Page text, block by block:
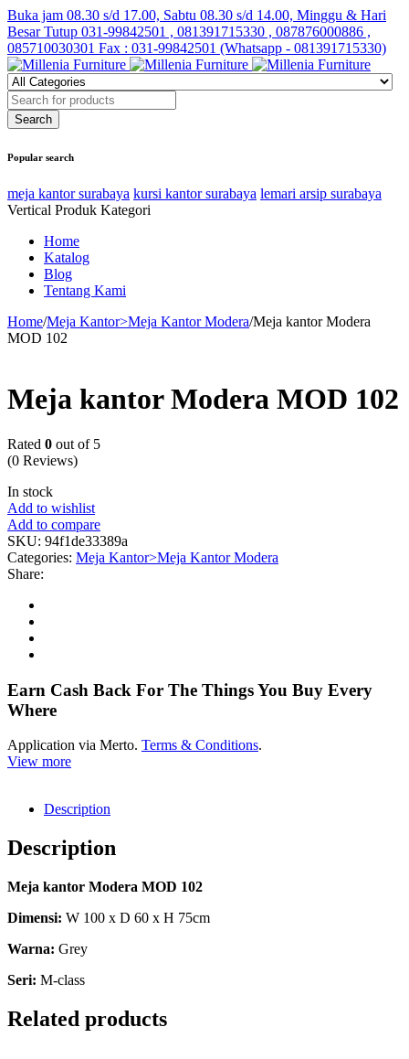
Buka jam 08.30 s/d 17.00, Sabtu 08.30 s/d 14.00, Minggu & Hari
Besar Tutup 031-99842501 , 081391715330 , 087876000886 ,
085710030301 Fax : 031-99842501 (Whatsapp - 081391715330)
Popular search
meja kantor surabaya kursi kantor surabaya lemari arsip surabaya
Vertical Produk Kategori
Home
Katalog
Blog
Tentang Kami
Home/Meja Kantor>Meja Kantor Modera/Meja kantor Modera
MOD 102
Meja kantor Modera MOD 102
Rated 0 out of 5
(0 Reviews)
In stock
Add to wishlist
Add to compare
SKU: 94f1de33389a
Categories: Meja Kantor>Meja Kantor Modera
Share:
Earn Cash Back For The Things You Buy Every
Where
Application via Merto. Terms & Conditions.
View more
Description
Description
Meja kantor Modera MOD 102
Dimensi: W 100 x D 60 x H 75cm
Warna: Grey
Seri: M-class
Related products